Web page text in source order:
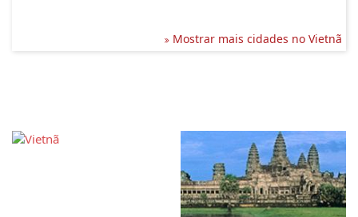
Mostrar mais cidades no Vietnã